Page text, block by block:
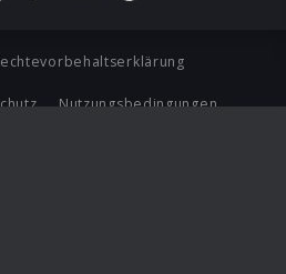
Nutzungsbedingungen